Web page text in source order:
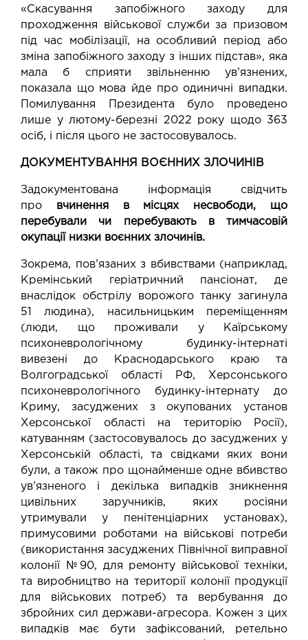
«Скасування запобіжного заходу для
проходження військової служби за призовом
під час мобілізації, на особливий період або
зміна запобіжного заходу з інших підстав», яка
мала б сприяти звільненню ув’язнених,
показала що мова йде про одиничні випадки.
Помилування Президента було проведено
лише у лютому-березні 2022 року щодо 363
осіб, і після цього не застосовувалось.
ДОКУМЕНТУВАННЯ ВОЄННИХ ЗЛОЧИНІВ
Задокументована інформація свідчить
про вчинення в місцях несвободи, що
перебували чи перебувають в тимчасовій
окупації низки воєнних злочинів.
Зокрема, пов’язаних з вбивствами (наприклад,
Кремінський геріатричний пансіонат, де
внаслідок обстрілу ворожого танку загинула
51 людина), насильницьким переміщенням
(люди, що проживали у Каїрському
психоневрологічному будинку-інтернаті
вивезені до Краснодарського краю та
Волгоградської області РФ, Херсонського
психоневрологічного будинку-інтернату до
Криму, засуджених з окупованих установ
Херсонської області на територію Росії),
катуванням (застосовувалось до засуджених у
Херсонській області, та свідками яких вони
були, а також про щонайменше одне вбивство
ув’язненого і декілька випадків зникнення
цивільних заручників, яких росіяни
утримували у пенітенціарних установах),
примусовими роботами на військові потреби
(використання засуджених Північної виправної
колонії №90, для ремонту військової техніки,
та виробництво на території колонії продукції
для військових потреб) та вербування до
збройних сил держави-агресора. Кожен з цих
випадків має бути зафіксований, ретельно